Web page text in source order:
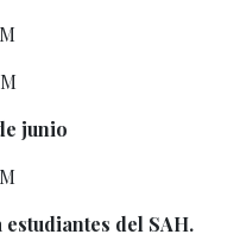
junio
del SAH.